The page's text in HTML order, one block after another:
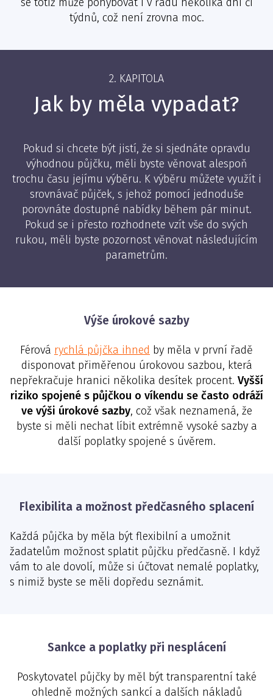
týdnů, což není zrovna moc.
2. KAPITOLA
Jak by měla vypadat?
Pokud si chcete být jistí, že si sjednáte opravdu
výhodnou půjčku, měli byste věnovat alespoň
trochu času jejímu výběru. K výběru můžete využít i
srovnávač půjček, s jehož pomocí jednoduše
porovnáte dostupné nabídky během pár minut.
Pokud se i přesto rozhodnete vzít vše do svých
rukou, měli byste pozornost věnovat následujícím
parametrům.
Výše úrokové sazby
Férová rychlá půjčka ihned by měla v první řadě
disponovat přiměřenou úrokovou sazbou, která
nepřekračuje hranici několika desítek procent. Vyšší
riziko spojené s půjčkou o víkendu se často odráží
ve výši úrokové sazby, což však neznamená, že
byste si měli nechat líbit extrémně vysoké sazby a
další poplatky spojené s úvěrem.
Flexibilita a možnost předčasného splacení
Každá půjčka by měla být flexibilní a umožnit
žadatelům možnost splatit půjčku předčasně. I když
vám to ale dovolí, může si účtovat nemalé poplatky,
s nimiž byste se měli dopředu seznámit.
Sankce a poplatky při nesplácení
Poskytovatel půjčky by měl být transparentní také
ohledně možných sankcí a dalších nákladů